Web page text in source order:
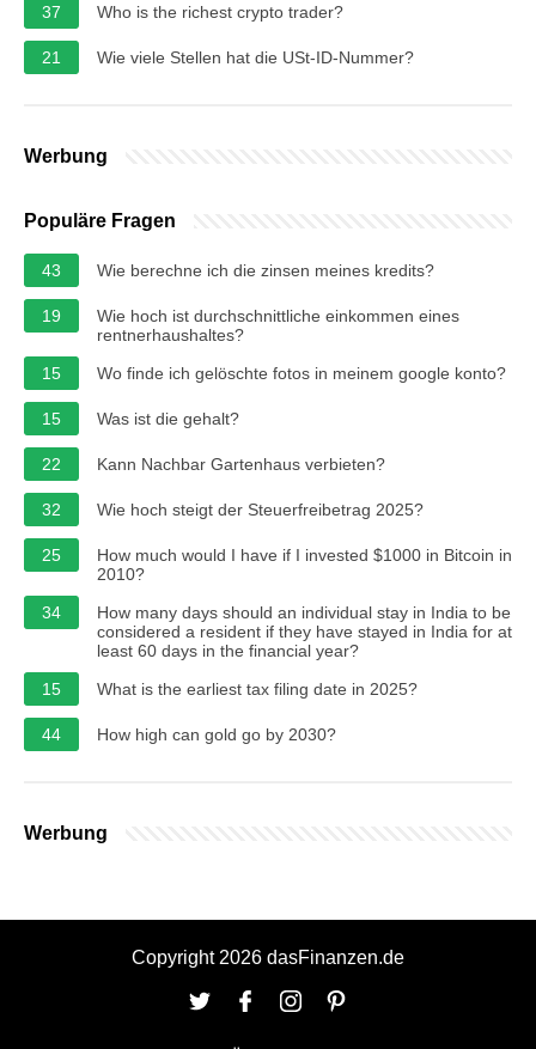
37
Who is the richest crypto trader?
21 Wie viele Stellen hat die USt-ID-Nummer?
Werbung
Populäre Fragen
43 Wie berechne ich die zinsen meines kredits?
19
Wie hoch ist durchschnittliche einkommen eines
rentnerhaushaltes?
15
Wo finde ich gelöschte fotos in meinem google konto?
15 Was ist die gehalt?
22 Kann Nachbar Gartenhaus verbieten?
32 Wie hoch steigt der Steuerfreibetrag 2025?
25
How much would I have if I invested $1000 in Bitcoin in
2010?
34
How many days should an individual stay in India to be
considered a resident if they have stayed in India for at
least 60 days in the financial year?
15
What is the earliest tax filing date in 2025?
44 How high can gold go by 2030?
Werbung
Copyright 2026 dasFinanzen.de